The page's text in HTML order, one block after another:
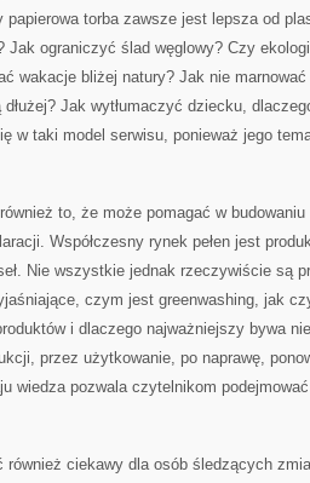
papierowa torba zawsze jest lepsza od
Jak ograniczyć ślad węglowy? Czy
wakacje bliżej natury? Jak nie
dłużej? Jak wytłumaczyć dziecku,
w taki model serwisu, ponieważ jego
to, że może pomagać w
Współczesny rynek pełen jest
Nie wszystkie jednak rzeczywiście są
czym jest greenwashing, jak
i dlaczego najważniejszy bywa
przez użytkowanie, po naprawę,
wiedza pozwala czytelnikom
również ciekawy dla osób śledzących